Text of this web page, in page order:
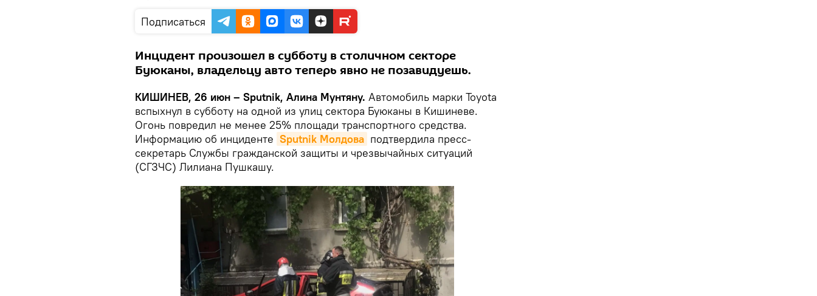
Подписаться
Инцидент произошел в субботу в столичном секторе
Буюканы, владельцу авто теперь явно не позавидуешь.
КИШИНЕВ, 26 июн – Sputnik, Алина Мунтяну. Автомобиль марки Toyota
вспыхнул в субботу на одной из улиц сектора Буюканы в Кишиневе.
Огонь повредил не менее 25% площади транспортного средства.
Информацию об инциденте Sputnik Молдова подтвердила пресс-
секретарь Службы гражданской защиты и чрезвычайных ситуаций
(СГЗЧС) Лилиана Пушкашу.